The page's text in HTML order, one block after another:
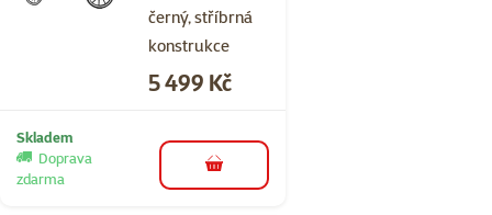
černý, stříbrná
konstrukce
Cena
5 499 Kč
Skladem
Doprava
zdarma
do košíku